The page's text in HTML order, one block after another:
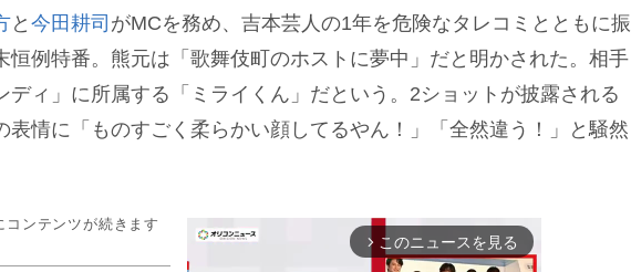
と 今田耕司 がMCを務め、吉本芸人の1年を危険なタレコミとともに振
恒例特番。熊元は「歌舞伎町のホストに夢中」だと明かされた。相手
ディ」に所属する「ミライくん」だという。2ショットが披露される
表情に「ものすごく柔らかい顔してるやん！」「全然違う！」と騒然
コンテンツが続きます
arrow_forward_ios このニュースを見る